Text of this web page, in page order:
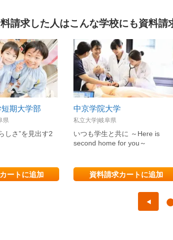
請求した人はこんな学校にも資料請
期大学部
県
しさ”を見出す2
ートに追加
中京学院大学
私立大学|岐阜県
いつも学生と共に ～Here is
second home for you～
資料請求カートに追加